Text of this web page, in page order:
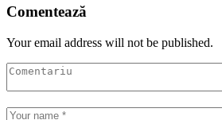
Comentează
Your email address will not be published.